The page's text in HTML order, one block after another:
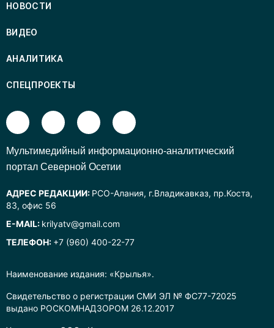
Наименование издания: «Крылья».
Свидетельство о регистрации СМИ ЭЛ № ФС77-72025
выдано РОСКОМНАДЗОРОМ 26.12.2017
НОВОСТИ
ВИДЕО
АНАЛИТИКА
СПЕЦПРОЕКТЫ
Mультимедийный информационно-аналитический
портал Северной Осетии
АДРЕС РЕДАКЦИИ: РСО-Алания, г.Владикавказ, пр.Коста,
83, офис 56
E-MAIL: krilyatv@gmail.com
ТЕЛЕФОН: +7 (960) 400-22-77